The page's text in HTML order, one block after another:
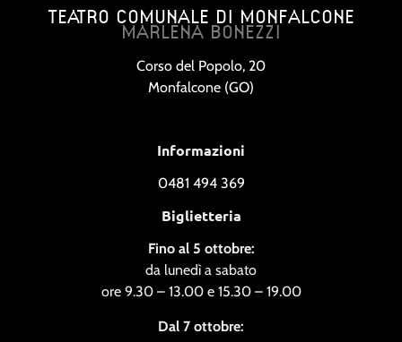
TEATRO COMUNALE DI MONFALCONE
MARLENA BONEZZI
Corso del Popolo, 20
Monfalcone (GO)
Informazioni
0481 494 369
Biglietteria
Fino al 5 ottobre:
da lunedì a sabato
ore 9.30 – 13.00 e 15.30 – 19.00
Dal 7 ottobre: